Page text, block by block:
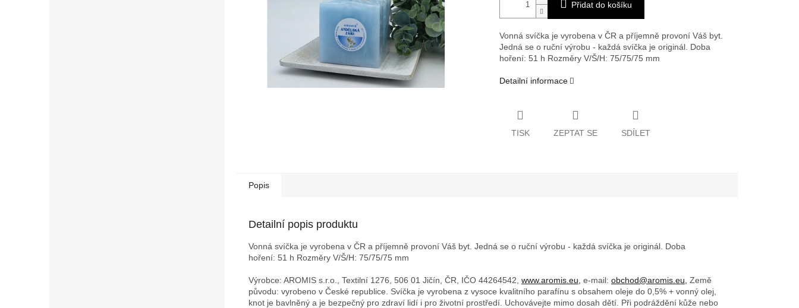
Přidat do košíku
Vonná svíčka je vyrobena v ČR a příjemně provoní Váš byt.
Jedná se o ruční výrobu - každá svíčka je originál. Doba
hoření: 51 h Rozměry V/Š/H: 75/75/75 mm
Detailní informace
TISK ZEPTAT SE SDÍLET
Popis
Detailní popis produktu
Vonná svíčka je vyrobena v ČR a příjemně provoní Váš byt. Jedná se o ruční výrobu - každá svíčka je originál. Doba
hoření: 51 h Rozměry V/Š/H: 75/75/75 mm
Výrobce: AROMIS s.r.o., Textilní 1276, 506 01 Jičín, ČR, IČO 44264542, www.aromis.eu, e-mail: obchod@aromis.eu, Země
původu: vyrobeno v České republice. Svíčka je vyrobena z vysoce kvalitního parafínu s obsahem oleje do 0,5% + vonný olej,
knot je bavlněný a je bezpečný pro zdraví lidí i pro životní prostředí. Uchovávejte mimo dosah dětí. Při podráždění kůže nebo